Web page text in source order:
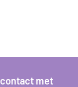
met